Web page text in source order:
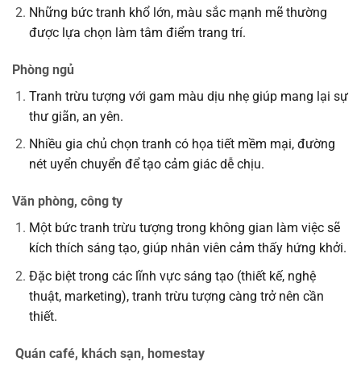
Những bức tranh khổ lớn, màu sắc mạnh mẽ thường
được lựa chọn làm tâm điểm trang trí.
Phòng ngủ
Tranh trừu tượng với gam màu dịu nhẹ giúp mang lại sự
thư giãn, an yên.
Nhiều gia chủ chọn tranh có họa tiết mềm mại, đường
nét uyển chuyển để tạo cảm giác dễ chịu.
Văn phòng, công ty
Một bức tranh trừu tượng trong không gian làm việc sẽ
kích thích sáng tạo, giúp nhân viên cảm thấy hứng khởi.
Đặc biệt trong các lĩnh vực sáng tạo (thiết kế, nghệ
thuật, marketing), tranh trừu tượng càng trở nên cần
thiết.
Quán café, khách sạn, homestay